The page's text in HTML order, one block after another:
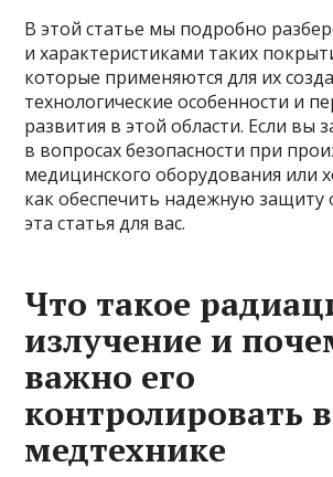
В этой статье мы подробно
и характеристиками таких
которые применяются для их
технологические особенности и
развития в этой области. Если вы
в вопросах безопасности при
медицинского оборудования или
как обеспечить надежную защиту
эта статья для вас.
Что такое
излучение и
важно его
контролировать в
медтехнике